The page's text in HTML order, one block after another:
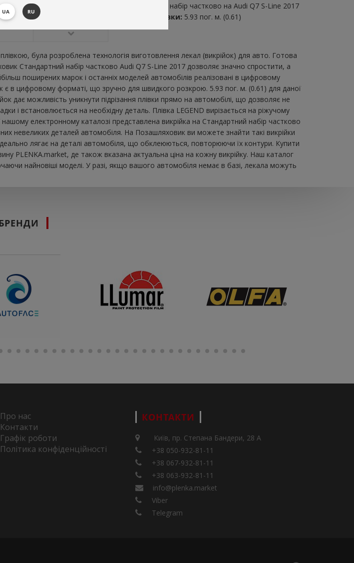
Стандартний набір частково на Audi Q7 S-Line 2017
Витрата плівки: 5.93 пог. м. (0.61)
була розроблена технологія виготовлення лекал (викрійок) для авто. Готова
Стандартний набір частково Audi Q7 S-Line 2017 дозволяє значно спростити, а
поширених марок і останніх моделей автомобілів реалізовані в цифровому
є в цифровому форматі, що зручно для швидкого розкрою. 5.93 пог. м. (0.61) для даної
дає можливість уникнути підрізання плівки прямо на автомобілі, що дозволяє не
і встановлюється на необхідну деталь. Плівка LEGEND вирізається на ріжучому
електронному каталозі представлена ​​викрійка на Стандартний набір частково
невеликих деталей автомобіля. На Позашляховик ви можете знайти такі викрійки
лягає на деталі автомобіля, що обклеюються, повторюючи їх контури. Купити
PLENKA.market, де також вказана актуальна ціна на кожну викрійку. Наш каталог
найновіші моделі. У разі, якщо вашого автомобіля немає в базі, лекала можуть
Про нас
Контакти
Графік роботи
Політика конфіденційності
КОНТАКТИ
Київ, пр. Степана Бандери, 28 А
+38 050-932-81-11
+38 067-932-81-11
+38 063-932-81-11
info@plenka.market
Viber
Telegram
UA RU